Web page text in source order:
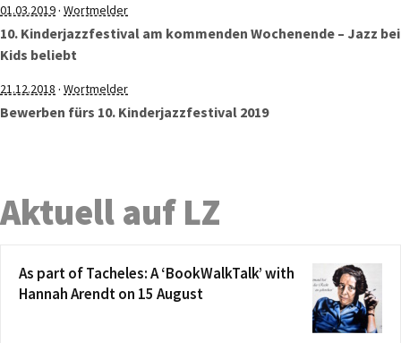
01.03.2019· Wortmelder
10. Kinderjazzfestival am kommenden Wochenende – Jazz bei
Kids beliebt
21.12.2018 · Wortmelder
Bewerben fürs 10. Kinderjazzfestival 2019
Aktuell auf LZ
As part of Tacheles: A ‘BookWalkTalk’ with
Hannah Arendt on 15 August